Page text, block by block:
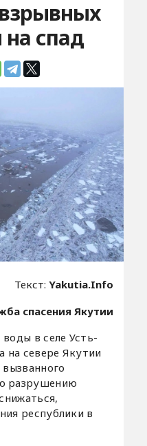
спад
Текст:Yakutia.Info
спасения Якутии
в селе Усть-
на севере Якутии
разрушению
республики в